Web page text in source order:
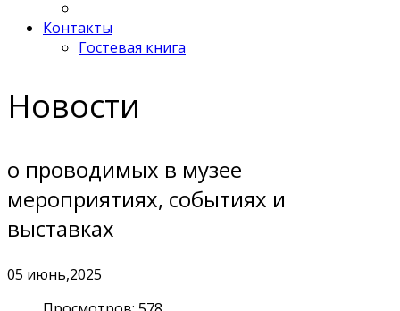
Контакты
Гостевая книга
Новости
о проводимых в музее
мероприятиях, событиях и
выставках
05 июнь,2025